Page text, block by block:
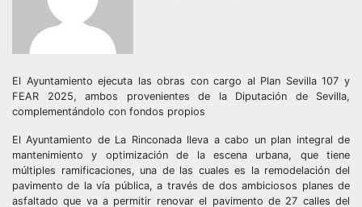
El Ayuntamiento ejecuta las obras con cargo al Plan Sevilla 107 y
FEAR 2025, ambos provenientes de la Diputación de Sevilla,
complementándolo con fondos propios
El Ayuntamiento de La Rinconada lleva a cabo un plan integral de
mantenimiento y optimización de la escena urbana, que tiene
múltiples ramificaciones, una de las cuales es la remodelación del
pavimento de la vía pública, a través de dos ambiciosos planes de
asfaltado que va a permitir renovar el pavimento de 27 calles del